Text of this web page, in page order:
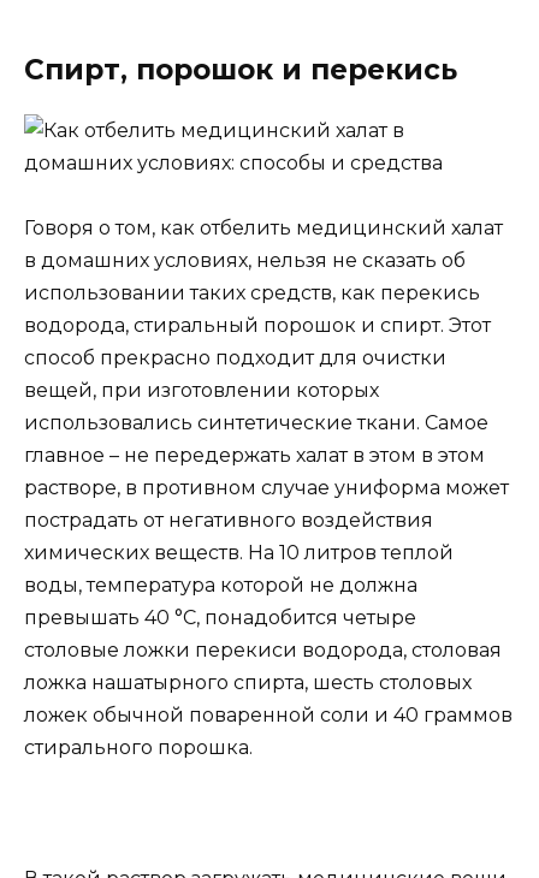
Спирт, порошок и перекись
Говоря о том, как отбелить медицинский халат
в домашних условиях, нельзя не сказать об
использовании таких средств, как перекись
водорода, стиральный порошок и спирт. Этот
способ прекрасно подходит для очистки
вещей, при изготовлении которых
использовались синтетические ткани. Самое
главное – не передержать халат в этом в этом
растворе, в противном случае униформа может
пострадать от негативного воздействия
химических веществ. На 10 литров теплой
воды, температура которой не должна
превышать 40 °С, понадобится четыре
столовые ложки перекиси водорода, столовая
ложка нашатырного спирта, шесть столовых
ложек обычной поваренной соли и 40 граммов
стирального порошка.